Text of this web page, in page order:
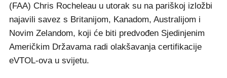
(FAA) Chris Rocheleau u utorak su na pariškoj izložbi
najavili savez s Britanijom, Kanadom, Australijom i
Novim Zelandom, koji će biti predvođen Sjedinjenim
Američkim Državama radi olakšavanja certifikacije
eVTOL-ova u svijetu.